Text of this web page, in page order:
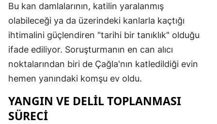
Şanlıurfa
Uşak
Zonguldak
Bu kan damlalarının, katilin yaralanmış
olabileceği ya da üzerindeki kanlarla kaçtığı
ihtimalini güçlendiren "tarihi bir tanıklık" olduğu
ifade ediliyor. Soruşturmanın en can alıcı
noktalarından biri de Çağla'nın katledildiği evin
hemen yanındaki komşu ev oldu.
YANGIN VE DELIL TOPLANMASI
SÜRECI